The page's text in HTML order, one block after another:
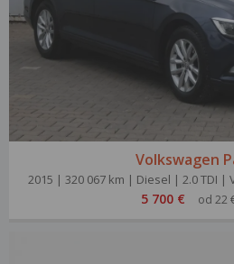
Volkswagen
2015 | 320 067 km | Diesel | 2.0 TDI |
5 700 € od 22